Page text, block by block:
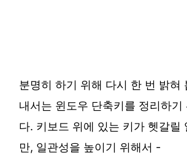
분명히 하기 위해 다시 한 번 밝혀
내서는 윈도우 단축키를 정리하기
다. 키보드 위에 있는 키가 헷갈릴
만, 일관성을 높이기 위해서 -